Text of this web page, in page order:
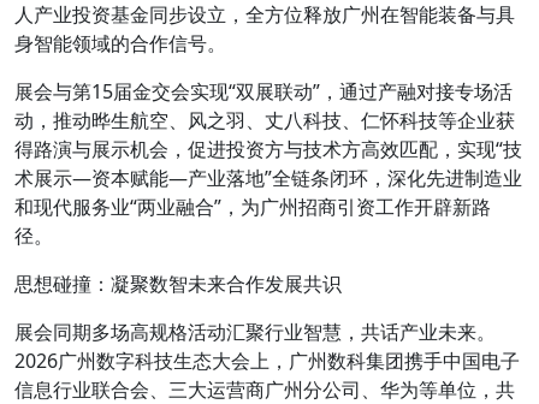
人产业投资基金同步设立，全方位释放广州在智能装备与具
身智能领域的合作信号。
展会与第15届金交会实现“双展联动”，通过产融对接专场活
动，推动晔生航空、风之羽、丈八科技、仁怀科技等企业获
得路演与展示机会，促进投资方与技术方高效匹配，实现“技
术展示—资本赋能—产业落地”全链条闭环，深化先进制造业
和现代服务业“两业融合”，为广州招商引资工作开辟新路
径。
思想碰撞：凝聚数智未来合作发展共识
展会同期多场高规格活动汇聚行业智慧，共话产业未来。
2026广州数字科技生态大会上，广州数科集团携手中国电子
信息行业联合会、三大运营商广州分公司、华为等单位，共